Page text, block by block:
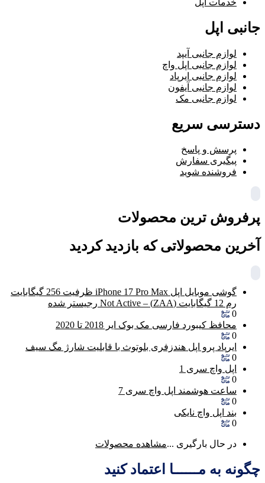
جانبی اپل
لوازم جانبی آیپد
لوازم جانبی اپل واچ
لوازم جانبی ایرپاد
لوازم جانبی آیفون
لوازم جانبی مک
دسترسی سریع
پرسش و پاسخ
پیگیری سفارش
فروشنده شوید
پرفروش ترین محصولات
آخرین محصولاتی که بازدید کردید
گوشی موبایل اپل iPhone 17 Pro Max ظرفیت 256 گیگابایت
رم 12 گیگابایت (ZAA) – Not Active رجیستر شده
0
محافظ کیبورد فارسی مک بوک ایر 2018 تا 2020
0
ایرپاد پرو اپل هندزفری بلوتوث با قابلیت شارژ مگ سیف
0
اپل واچ سری 1
0
ساعت هوشمند اپل واچ سری 7
0
بند اپل واچ نایکی
0
در حال بارگیری ...مشاهده محصولات
چگونه به مــــــا اعتماد کنید